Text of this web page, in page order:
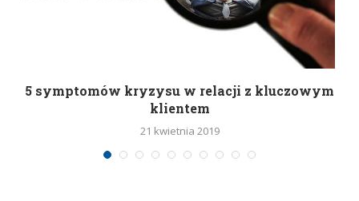
5 symptomów kryzysu w relacji z kluczowym
klientem
21 kwietnia 2019